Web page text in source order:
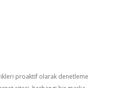
proaktif olarak denetleme